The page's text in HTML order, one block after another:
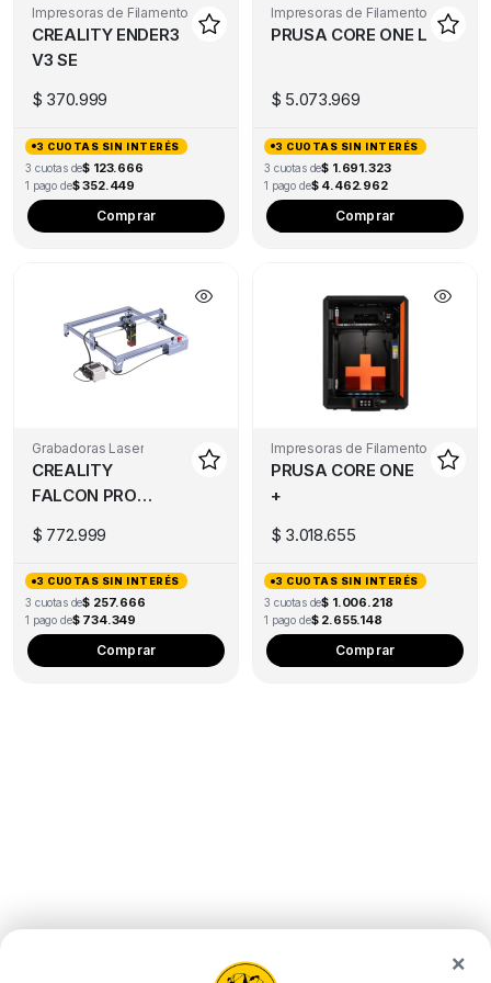
Impresoras de Filamento
CREALITY ENDER3
V3 SE
$ 370.999
3 CUOTAS SIN INTERÉS
3 cuotas de$ 123.666
1 pago de$ 352.449
Comprar
Impresoras de Filamento
PRUSA CORE ONE L
$ 5.073.969
3 CUOTAS SIN INTERÉS
3 cuotas de$ 1.691.323
1 pago de$ 4.462.962
Comprar
Grabadoras Laser
CREALITY
FALCON PRO
$ 772.999
3 CUOTAS SIN INTERÉS
3 cuotas de$ 257.666
1 pago de$ 734.349
Comprar
Impresoras de Filamento
PRUSA CORE ONE
+
$ 3.018.655
3 CUOTAS SIN INTERÉS
3 cuotas de$ 1.006.218
1 pago de$ 2.655.148
Comprar
×